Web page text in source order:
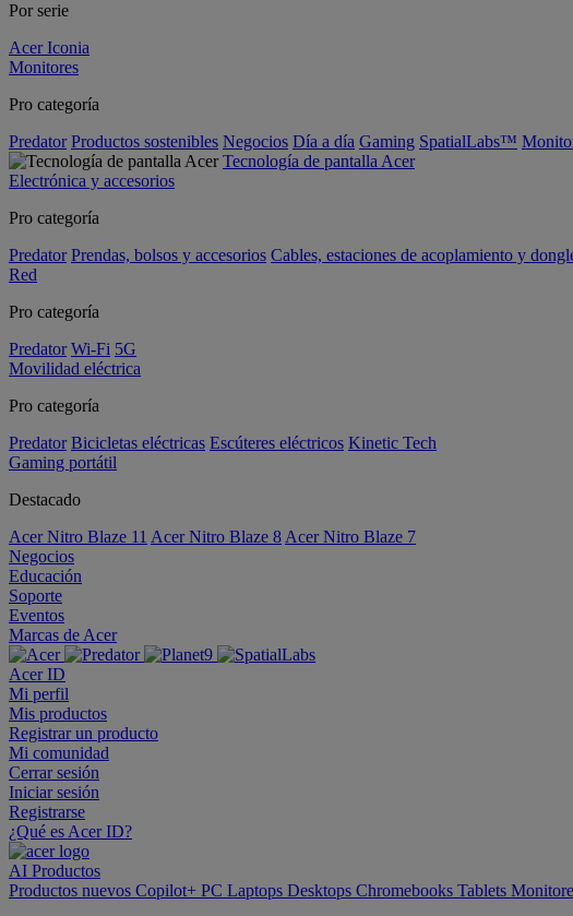
Por serie
Acer Iconia
Monitores
Pro categoría
Predator Productos sostenibles Negocios Día a día Gaming SpatialLabs™
Tecnología de pantalla Acer
Electrónica y accesorios
Pro categoría
Predator Prendas, bolsos y accesorios Cables, estaciones de acoplamiento y
Red
Pro categoría
Predator Wi-Fi 5G
Movilidad eléctrica
Pro categoría
Predator Bicicletas eléctricas Escúteres eléctricos Kinetic Tech
Gaming portátil
Destacado
Acer Nitro Blaze 11 Acer Nitro Blaze 8 Acer Nitro Blaze 7
Negocios
Educación
Soporte
Eventos
Marcas de Acer
Acer ID
Mi perfil
Mis productos
Registrar un producto
Mi comunidad
Cerrar sesión
Iniciar sesión
Registrarse
¿Qué es Acer ID?
AI Productos
Productos nuevos Copilot+ PC Laptops Desktops Chromebooks Tablets